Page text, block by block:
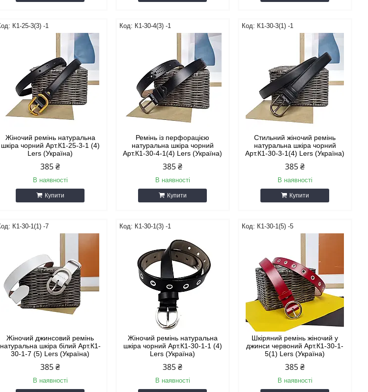
К1-25-3(3) -1
Жіночий ремінь натуральна
шкіра чорний Арт.К1-25-3-1 (4)
Lers (Україна)
385 ₴
В наявності
Купити
К1-30-4(3) -1
Ремінь із перфорацією
натуральна шкіра чорний
Арт.К1-30-4-1(4) Lers (Україна)
385 ₴
В наявності
Купити
К1-30-3(1) -1
Стильний жіночий ремінь
натуральна шкіра чорний
Арт.К1-30-3-1(4) Lers (Україна)
385 ₴
В наявності
Купити
К1-30-1(1) -7
Жіночий джинсовий ремінь
натуральна шкіра білий Арт.К1-
30-1-7 (5) Lers (Україна)
385 ₴
В наявності
К1-30-1(3) -1
Жіночий ремінь натуральна
шкіра чорний Арт.К1-30-1-1 (4)
Lers (Україна)
385 ₴
В наявності
К1-30-1(5) -5
Шкіряний ремінь жіночий у
джинси червоний Арт.К1-30-1-
5(1) Lers (Україна)
385 ₴
В наявності